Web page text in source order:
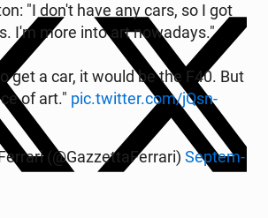
"I don't have any cars, so I got
I'm more into art no­wa­days."
get a car, it would be the F40. But
of art." pic.twitter.com/jQsn­
(@Gaz­zet­ta­Fer­ra­ri) Sep­tem­